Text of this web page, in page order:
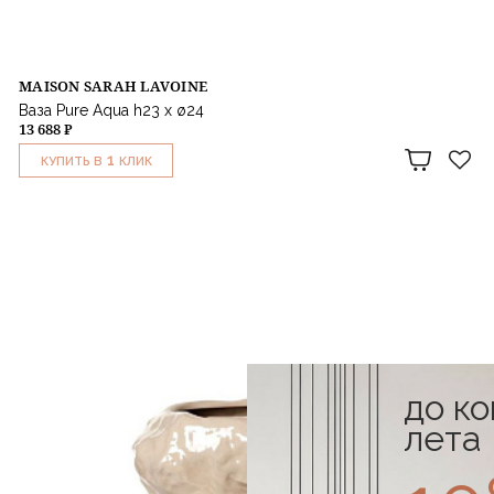
MAISON SARAH LAVOINE
Ваза Pure Aqua h23 x ø24
13 688 ₽
КУПИТЬ В 1 КЛИК
до
лета